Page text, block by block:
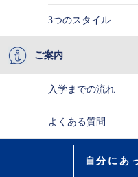
3つのスタイル
ご案内
入学までの流れ
よくある質問
自分にあ